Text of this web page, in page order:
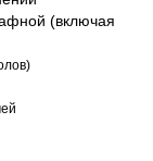
(включая